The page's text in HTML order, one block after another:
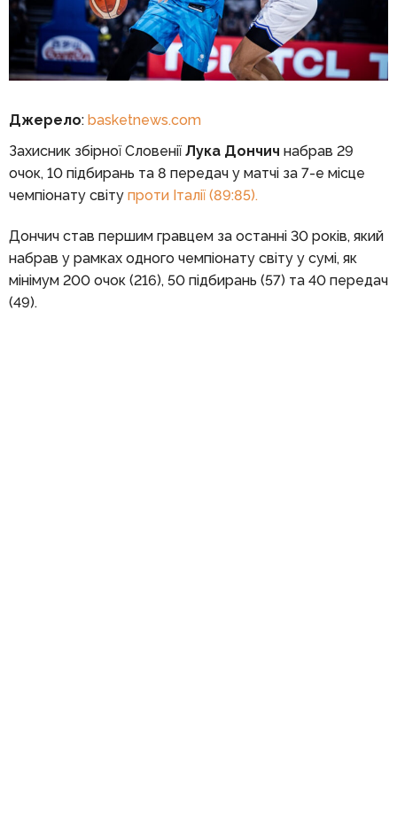
Джерело: basketnews.com
Захисник збірної СловеніїЛука Дончич набрав 29
очок, 10 підбирань та 8 передач у матчі за 7-е місце
чемпіонату світу проти Італії (89:85).
Дончич став першим гравцем за останні 30 років, який
набрав у рамках одного чемпіонату світу у сумі, як
мінімум 200 очок (216), 50 підбирань (57) та 40 передач
(49).